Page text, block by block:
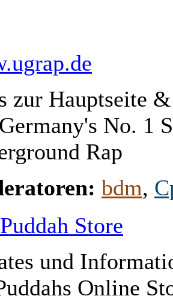
zur Hauptseite
No. 1
Rap
bdm,
Store
und
Online